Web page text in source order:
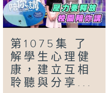
第1075集 了
解學生心理健
康，建立互相
聆聽與分享...